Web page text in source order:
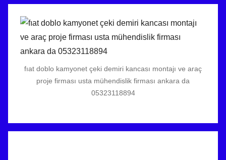
fıat doblo kamyonet çeki demiri kancası montajı ve araç
proje firması usta mühendislik firması ankara da
05323118894